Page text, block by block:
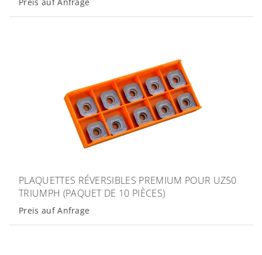
PLAQUETTES RÉVERSIBLES PREMIUM POUR UZ50
TRIUMPH (PAQUET DE 10 PIÈCES)
Preis auf Anfrage